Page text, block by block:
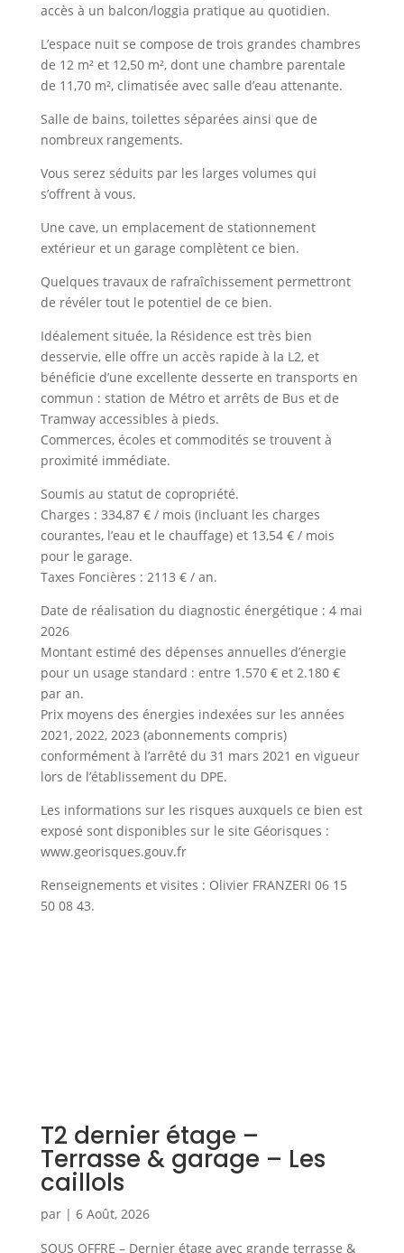
accès à un balcon/loggia pratique au quotidien.
L’espace nuit se compose de trois grandes chambres
de 12 m² et 12,50 m², dont une chambre parentale
de 11,70 m², climatisée avec salle d’eau attenante.
Salle de bains, toilettes séparées ainsi que de
nombreux rangements.
Vous serez séduits par les larges volumes qui
s’offrent à vous.
Une cave, un emplacement de stationnement
extérieur et un garage complètent ce bien.
Quelques travaux de rafraîchissement permettront
de révéler tout le potentiel de ce bien.
Idéalement située, la Résidence est très bien
desservie, elle offre un accès rapide à la L2, et
bénéficie d’une excellente desserte en transports en
commun : station de Métro et arrêts de Bus et de
Tramway accessibles à pieds.
Commerces, écoles et commodités se trouvent à
proximité immédiate.
Soumis au statut de copropriété.
Charges : 334,87 € / mois (incluant les charges
courantes, l’eau et le chauffage) et 13,54 € / mois
pour le garage.
Taxes Foncières : 2113 € / an.
Date de réalisation du diagnostic énergétique : 4 mai
2026
Montant estimé des dépenses annuelles d’énergie
pour un usage standard : entre 1.570 € et 2.180 €
par an.
Prix moyens des énergies indexées sur les années
2021, 2022, 2023 (abonnements compris)
conformément à l’arrêté du 31 mars 2021 en vigueur
lors de l’établissement du DPE.
Les informations sur les risques auxquels ce bien est
exposé sont disponibles sur le site Géorisques :
www.georisques.gouv.fr
Renseignements et visites : Olivier FRANZERI 06 15
50 08 43.
T2 dernier étage –
Terrasse & garage – Les
caillols
par | 6 Août, 2026
SOUS OFFRE – Dernier étage avec grande terrasse &